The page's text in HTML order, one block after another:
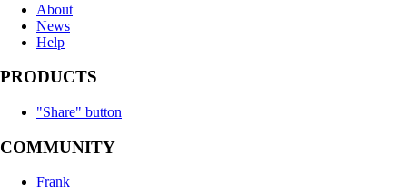
About
News
Help
PRODUCTS
"Share" button
COMMUNITY
Frank